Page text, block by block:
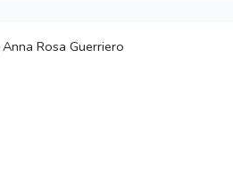
Rosa Guerriero